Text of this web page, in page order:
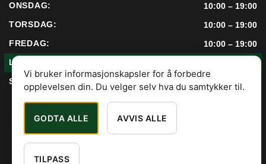
ONSDAG:
10:00 – 19:00
TORSDAG:
10:00 – 19:00
FREDAG:
10:00 – 19:00
LØRDAG:
SØNDAG:
12:00 – 17:00
Vi bruker informasjonskapsler for å forbedre
opplevelsen din. Du velger selv hva du samtykker til.
GODTA ALLE AVVIS ALLE
TILPASS